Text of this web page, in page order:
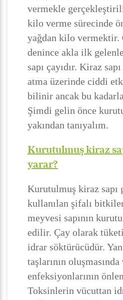
vermekle
kilo verme sürecinde
yağdan kilo vermektir.
denince akla ilk
sapı çayıdır. Kiraz
atma üzerinde ciddi
bilinir ancak bu
Şimdi gelin önce
yakından tanıyalım.
Kurutulmuş kiraz
yarar?
Kurutulmuş kiraz sapı
kullanılan şifalı
meyvesi sapının
edilir. Çay olarak
idrar söktürücüdür.
taşlarının
enfeksiyonlarının
Toksinlerin vücuttan